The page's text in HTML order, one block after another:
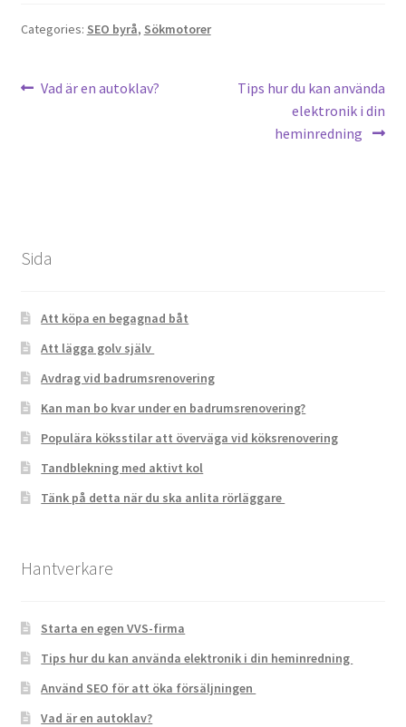
Categories: SEO byrå, Sökmotorer
Post
Previous
Vad är en autoklav?
Next
Tips hur du kan använda
elektronik i din
heminredning
Sida
Att köpa en begagnad båt
Att lägga golv själv
Avdrag vid badrumsrenovering
Kan man bo kvar under en badrumsrenovering?
Populära köksstilar att överväga vid köksrenovering
Tandblekning med aktivt kol
Tänk på detta när du ska anlita rörläggare
Hantverkare
Starta en egen VVS-firma
Tips hur du kan använda elektronik i din heminredning
Använd SEO för att öka försäljningen
Vad är en autoklav?